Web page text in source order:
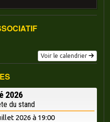
Voir le calendrier
2026
du stand
2026 à 19:00